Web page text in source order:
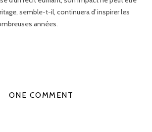
semble-t-il, continuera d’inspirer les
années.
ONE COMMENT